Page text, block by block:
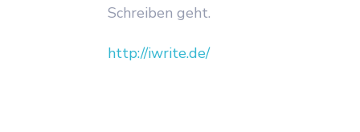
Schreiben geht.
http://iwrite.de/